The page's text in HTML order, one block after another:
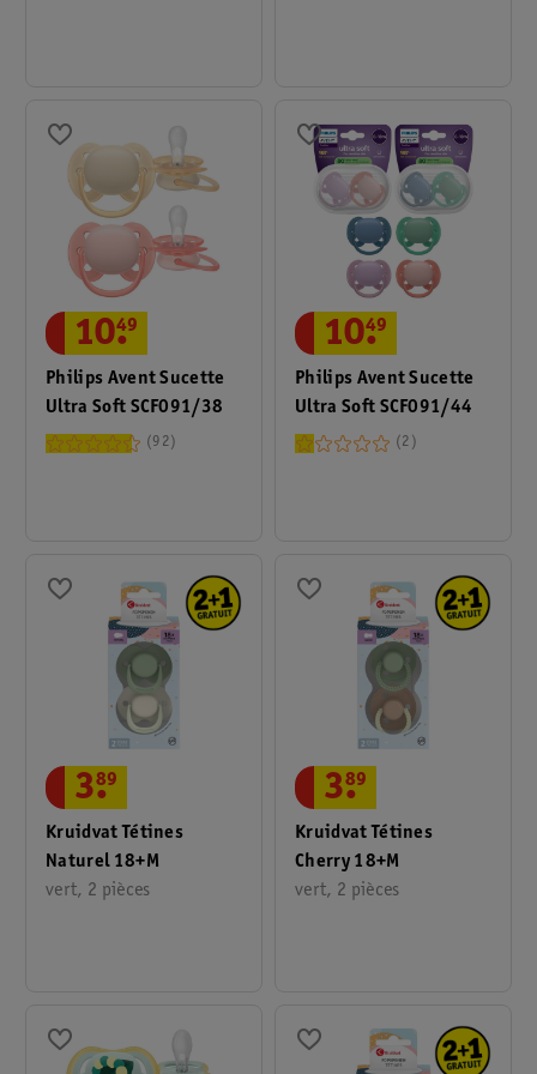
Philips Avent Sucette
Ultra Soft SCF091/38
10.
49
92
Philips Avent Sucette
Ultra Soft SCF091/44
10.
49
2
Kruidvat Tétines
Naturel 18+M
vert, 2 pièces
3.
89
Kruidvat Tétines
Cherry 18+M
vert, 2 pièces
3.
89